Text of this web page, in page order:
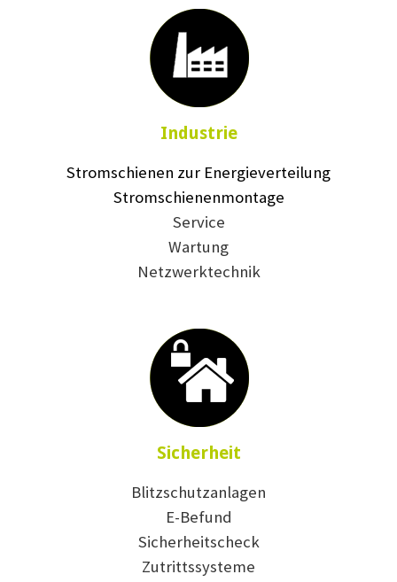
Industrie
Stromschienen zur Energieverteilung
Stromschienenmontage
Service
Wartung
Netzwerktechnik
Sicherheit
Blitzschutzanlagen
E-Befund
Sicherheitscheck
Zutrittssysteme